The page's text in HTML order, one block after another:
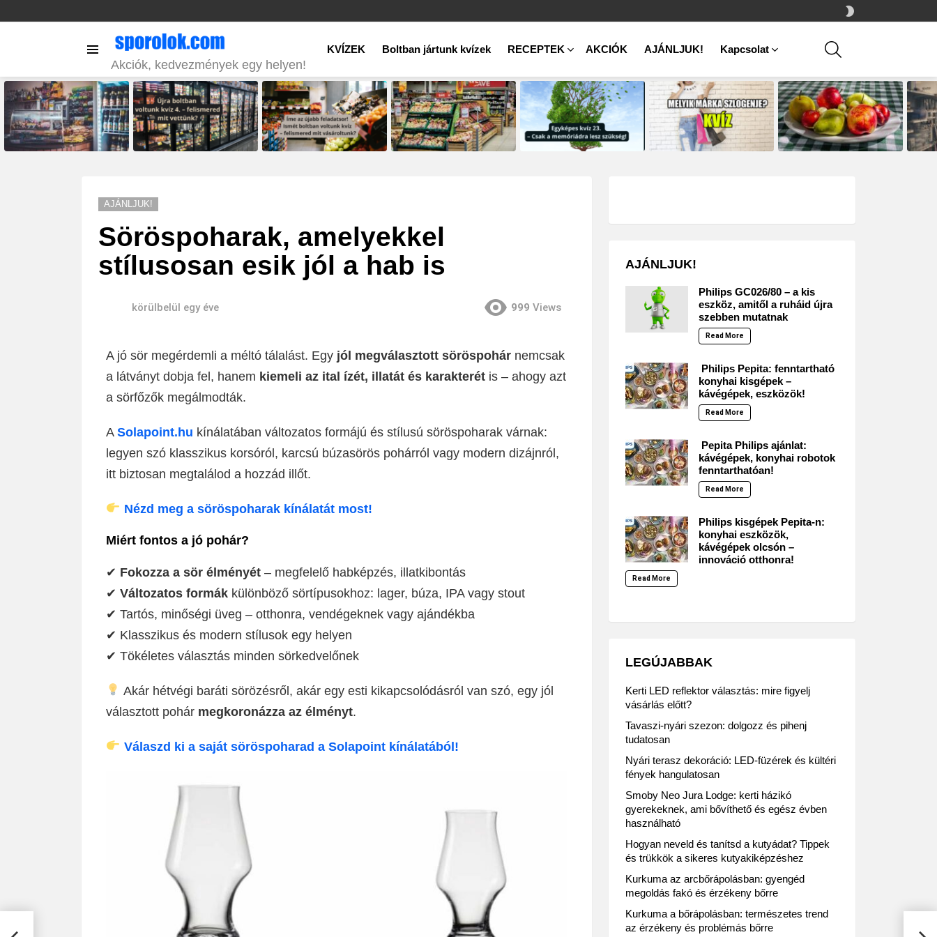
SKIN
Akciók, kedvezmények egy helyen!
KVÍZEK Boltban jártunk kvízek RECEPTEK AKCIÓK AJÁNLJUK! Kapcsolat
STORIES
AJÁNLJUK!
Söröspoharak, amelyekkel
stílusosan esik jól a hab is
körülbelül egy éve 999 Views
A jó sör megérdemli a méltó tálalást. Egy jól megválasztott söröspohár nemcsak
a látványt dobja fel, hanem kiemeli az ital ízét, illatát és karakterét is – ahogy azt
a sörfőzők megálmodták.
A Solapoint.hu kínálatában változatos formájú és stílusú söröspoharak várnak:
legyen szó klasszikus korsóról, karcsú búzasörös pohárról vagy modern dizájnról,
itt biztosan megtalálod a hozzád illőt.
Nézd meg a söröspoharak kínálatát most!
Miért fontos a jó pohár?
✔ Fokozza a sör élményét – megfelelő habképzés, illatkibontás
✔ Változatos formák különböző sörtípusokhoz: lager, búza, IPA vagy stout
✔ Tartós, minőségi üveg – otthonra, vendégeknek vagy ajándékba
✔ Klasszikus és modern stílusok egy helyen
✔ Tökéletes választás minden sörkedvelőnek
Akár hétvégi baráti sörözésről, akár egy esti kikapcsolódásról van szó, egy jól
választott pohár megkoronázza az élményt.
Válaszd ki a saját söröspoharad a Solapoint kínálatából!
AJÁNLJUK!
Philips GC026/80 – a kis
eszköz, amitől a ruháid újra
szebben mutatnak
Read More
Philips Pepita: fenntartható
konyhai kisgépek –
kávégépek, eszközök!
Read More
Pepita Philips ajánlat:
kávégépek, konyhai robotok
fenntarthatóan!
Read More
Philips kisgépek Pepita-n:
konyhai eszközök,
kávégépek olcsón –
innováció otthonra!
Read More
LEGÚJABBAK
Kerti LED reflektor választás: mire figyelj
vásárlás előtt?
Tavaszi-nyári szezon: dolgozz és pihenj
tudatosan
Nyári terasz dekoráció: LED-füzérek és kültéri
fények hangulatosan
Smoby Neo Jura Lodge: kerti házikó
gyerekeknek, ami bővíthető és egész évben
használható
Hogyan neveld és tanítsd a kutyádat? Tippek
és trükkök a sikeres kutyakiképzéshez
Kurkuma az arcbőrápolásban: gyengéd
megoldás fakó és érzékeny bőrre
Kurkuma a bőrápolásban: természetes trend
az érzékeny és problémás bőrre